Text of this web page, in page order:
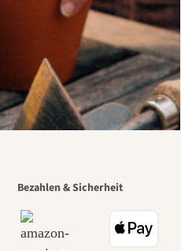
Bezahlen & Sicherheit